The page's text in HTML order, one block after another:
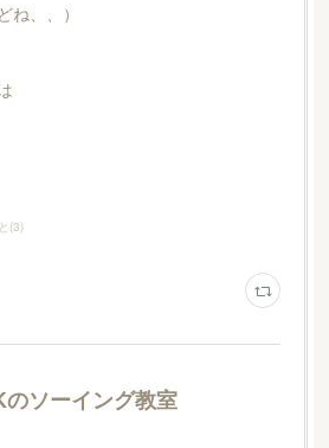
ね、、）
(3)
ソーイング教室